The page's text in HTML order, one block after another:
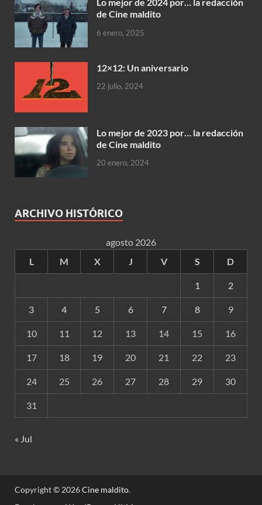
Lo mejor de 2024 por… la redacción
de Cine maldito
6 enero, 2025
12×12: Un aniversario
22 julio, 2024
Lo mejor de 2023 por… la redacción
de Cine maldito
20 enero, 2024
ARCHIVO HISTÓRICO
agosto 2026
L
M X J V S D
1 2
3 4 5 6 7 8 9
10 11 12 13 14 15 16
17 18 19 20 21 22 23
24 25 26 27 28 29 30
31
« Jul
Copyright © 2026Cine maldito.